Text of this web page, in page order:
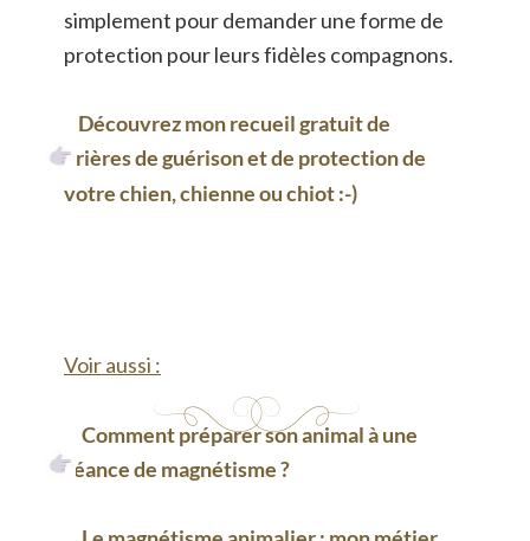
simplement pour demander une forme de
protection pour leurs fidèles compagnons.
    Découvrez mon recueil gratuit de
prières de guérison et de protection de
votre chien, chienne ou chiot :-)
Voir aussi :
Comment préparer son animal à une
séance de magnétisme ?